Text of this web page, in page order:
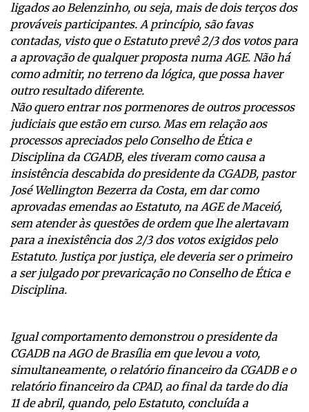
ligados ao Belenzinho, ou seja, mais de dois terços dos
prováveis participantes. A princípio, são favas
contadas, visto que o Estatuto prevê 2/3 dos votos para
a aprovação de qualquer proposta numa AGE. Não há
como admitir, no terreno da lógica, que possa haver
outro resultado diferente.
Não quero entrar nos pormenores de outros processos
judiciais que estão em curso. Mas em relação aos
processos apreciados pelo Conselho de Ética e
Disciplina da CGADB, eles tiveram como causa a
insistência descabida do presidente da CGADB, pastor
José Wellington Bezerra da Costa, em dar como
aprovadas emendas ao Estatuto, na AGE de Maceió,
sem atender às questões de ordem que lhe alertavam
para a inexistência dos 2/3 dos votos exigidos pelo
Estatuto. Justiça por justiça, ele deveria ser o primeiro
a ser julgado por prevaricação no Conselho de Ética e
Disciplina.
Igual comportamento demonstrou o presidente da
CGADB na AGO de Brasília em que levou a voto,
simultaneamente, o relatório financeiro da CGADB e o
relatório financeiro da CPAD, ao final da tarde do dia
11 de abril, quando, pelo Estatuto, concluída a